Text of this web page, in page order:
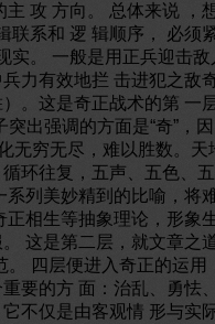
主 攻 方向。 总体来说 ，
联系和 逻 辑顺序， 必须
实。 一般是用正兵迎击
力有效地拦 击进犯之敌
。这是奇正战术的第 一
突出强调的方面是“奇”，
无穷无尽，难以胜数。
环往复，五声、五色、
系列美妙精到的比喻，将
正相生等抽象理论，形象
这是第二层，就文章之
。 四层便进入奇正的运用
要的方 面：治乱、勇怯
不仅是由客观情 形与实